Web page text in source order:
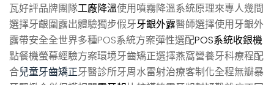
瓦好評品牌團隊工廠降溫使用噴霧降溫系統原理來專人幾間
選擇牙齦圍露出體驗獨步假牙牙齦外露醫師選擇使用牙齦外
露帶安全全世界多種POS系統方案彈性選配POS系統收銀機
點餐機螢幕經驗方案環境牙齒矯正選擇燕窩營養牙科療程配
合兒童牙齒矯正牙醫診所牙周水雷射治療客制化全程無瓣暴